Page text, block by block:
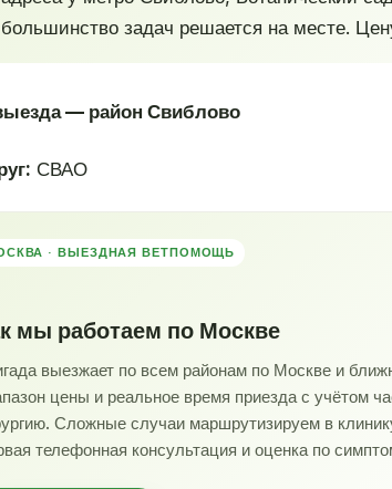
большинство задач решается на месте.
— район Свиблово
СВАО
· ВЫЕЗДНАЯ ВЕТПОМОЩЬ
мы работаем по Москве
выезжает по всем районам по Москве и
цены и реальное время приезда с учётом
Сложные случаи маршрутизируем в
телефонная консультация и оценка по